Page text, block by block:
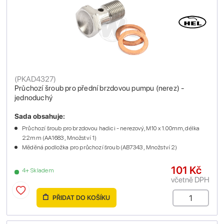
Průchozí šroub pro přední brzdovou pumpu (nerez) -
jednoduchý
(PKAD4327)
4+ Skladem
Sada obsahuje:
Průchozí šroub pro brzdovou hadici - nerezový, M10 x 1.00mm, délka
22mm (AA1683 , Množství 1)
Měděná podložka pro průchozí šroub (AB7343 , Množství 2)
101 Kč
včetně DPH
PŘIDAT DO KOŠÍKU